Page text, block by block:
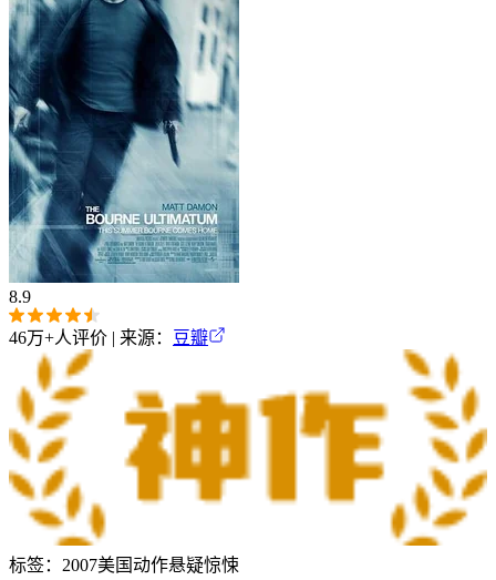
8.9
46万+人评价 | 来源： 豆瓣
标签： 2007美国动作悬疑惊悚